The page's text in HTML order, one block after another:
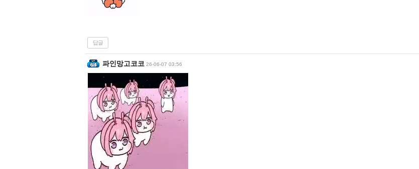
답글
파인망고코코 26-06-07 03:56